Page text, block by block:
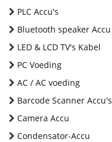
PLC Accu's
Bluetooth speaker Accu
LED & LCD TV's Kabel
PC Voeding
AC / AC voeding
Barcode Scanner Accu's
Camera Accu
Condensator-Accu